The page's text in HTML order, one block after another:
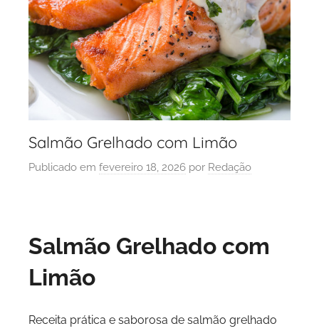
Salmão Grelhado com Limão
Publicado em fevereiro 18, 2026 por Redação
Salmão Grelhado com
Limão
Receita prática e saborosa de salmão grelhado